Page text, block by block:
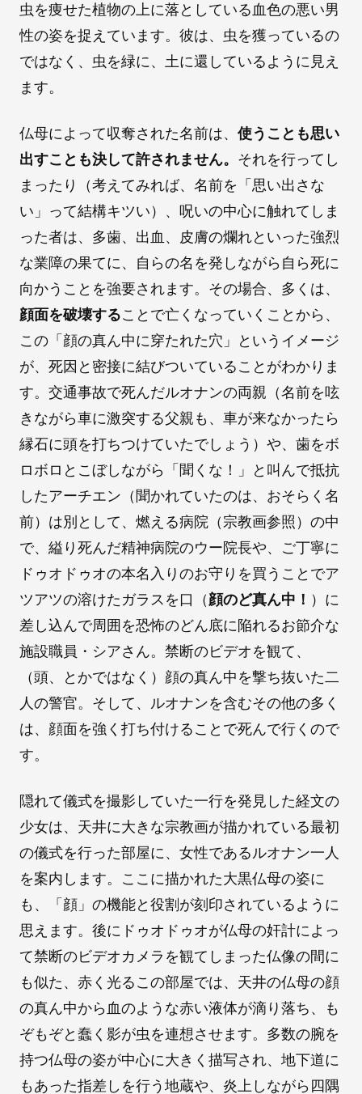
虫を痩せた植物の上に落としている血色の悪い男
性の姿を捉えています。彼は、虫を獲っているの
ではなく、虫を緑に、土に還しているように見え
ます。
仏母によって収奪された名前は、 使うことも思い
出すことも決して許されません。 それを行ってし
まったり（考えてみれば、名前を「思い出さな
い」って結構キツい）、呪いの中心に触れてしま
った者は、多歯、出血、皮膚の爛れといった強烈
な業障の果てに、自らの名を発しながら自ら死に
向かうことを強要されます。その場合、多くは、
顔面を破壊することで亡くなっていくことから、
この「顔の真ん中に穿たれた穴」というイメージ
が、死因と密接に結びついていることがわかりま
す。交通事故で死んだルオナンの両親（名前を呟
きながら車に激突する父親も、車が来なかったら
縁石に頭を打ちつけていたでしょう）や、歯をボ
ロボロとこぼしながら「聞くな！」と叫んで抵抗
したアーチエン（聞かれていたのは、おそらく名
前）は別として、燃える病院（宗教画参照）の中
で、縊り死んだ精神病院のウー院長や、ご丁寧に
ドゥオドゥオの本名入りのお守りを買うことでア
ツアツの溶けたガラスを口（顔のど真ん中！ ）に
差し込んで周囲を恐怖のどん底に陥れるお節介な
施設職員・シアさん。禁断のビデオを観て、
（頭、とかではなく）顔の真ん中を撃ち抜いた二
人の警官。そして、ルオナンを含むその他の多く
は、顔面を強く打ち付けることで死んで行くので
す。
隠れて儀式を撮影していた一行を発見した経文の
少女は、天井に大きな宗教画が描かれている最初
の儀式を行った部屋に、女性であるルオナン一人
を案内します。ここに描かれた大黒仏母の姿に
も、「顔」の機能と役割が刻印されているように
思えます。後にドゥオドゥオが仏母の奸計によっ
て禁断のビデオカメラを観てしまった仏像の間に
も似た、赤く光るこの部屋では、天井の仏母の顔
の真ん中から血のような赤い液体が滴り落ち、も
ぞもぞと蠢く影が虫を連想させます。多数の腕を
持つ仏母の姿が中心に大きく描写され、地下道に
もあった指差しを行う地蔵や、炎上しながら四隅